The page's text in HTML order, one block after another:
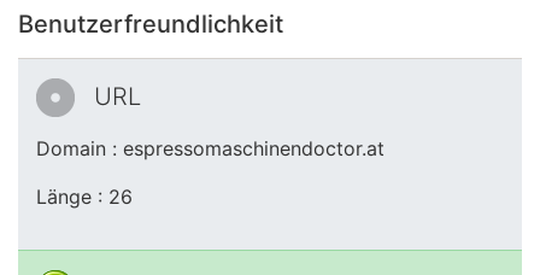
Benutzerfreundlichkeit
URL
Domain : espressomaschinendoctor.at
Länge : 26